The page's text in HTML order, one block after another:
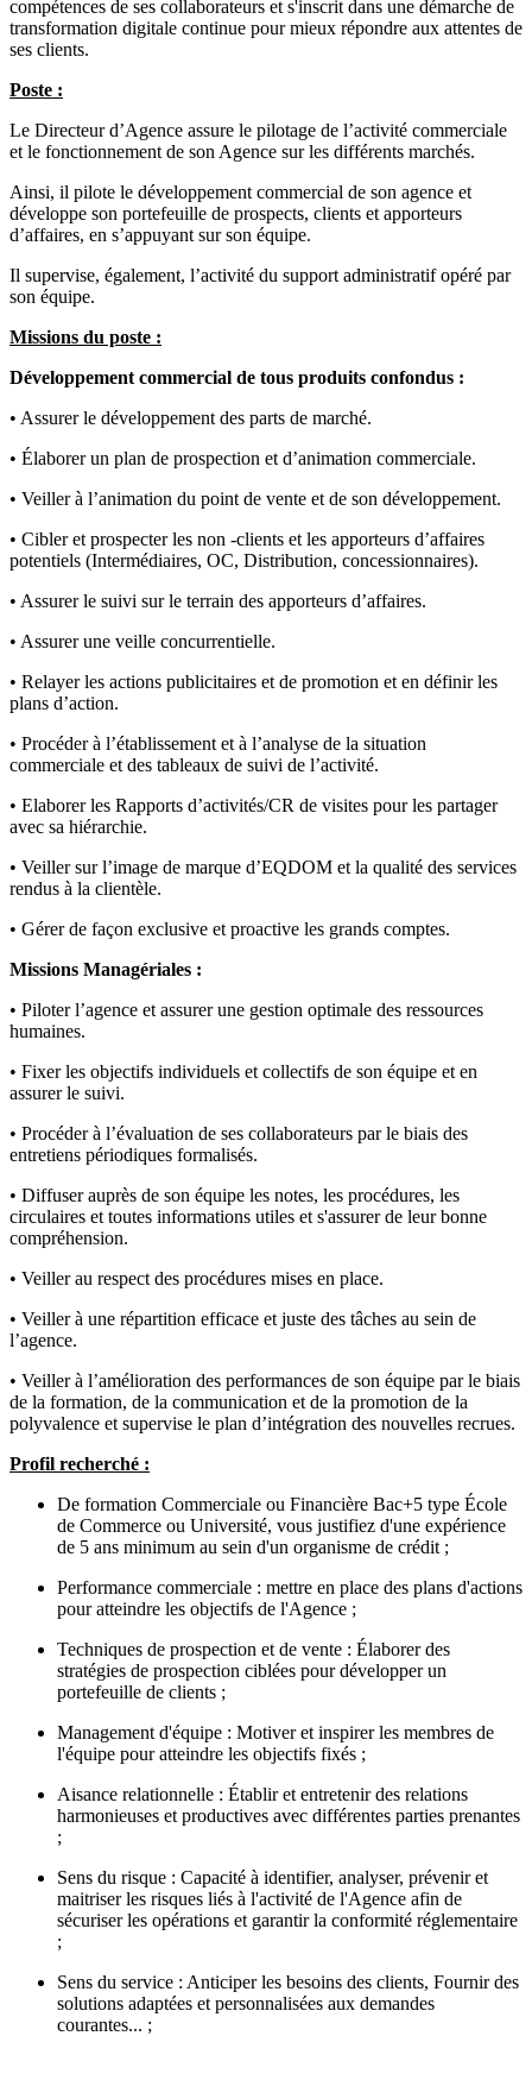
compétences de ses collaborateurs et s'inscrit dans une démarche de
transformation digitale continue pour mieux répondre aux attentes de
ses clients.
Poste :
Le Directeur d’Agence assure le pilotage de l’activité commerciale
et le fonctionnement de son Agence sur les différents marchés.
Ainsi, il pilote le développement commercial de son agence et
développe son portefeuille de prospects, clients et apporteurs
d’affaires, en s’appuyant sur son équipe.
Il supervise, également, l’activité du support administratif opéré par
son équipe.
Missions du poste :
Développement commercial de tous produits confondus :
• Assurer le développement des parts de marché.
• Élaborer un plan de prospection et d’animation commerciale.
• Veiller à l’animation du point de vente et de son développement.
• Cibler et prospecter les non -clients et les apporteurs d’affaires
potentiels (Intermédiaires, OC, Distribution, concessionnaires).
• Assurer le suivi sur le terrain des apporteurs d’affaires.
• Assurer une veille concurrentielle.
• Relayer les actions publicitaires et de promotion et en définir les
plans d’action.
• Procéder à l’établissement et à l’analyse de la situation
commerciale et des tableaux de suivi de l’activité.
• Elaborer les Rapports d’activités/CR de visites pour les partager
avec sa hiérarchie.
• Veiller sur l’image de marque d’EQDOM et la qualité des services
rendus à la clientèle.
• Gérer de façon exclusive et proactive les grands comptes.
Missions Managériales :
• Piloter l’agence et assurer une gestion optimale des ressources
humaines.
• Fixer les objectifs individuels et collectifs de son équipe et en
assurer le suivi.
• Procéder à l’évaluation de ses collaborateurs par le biais des
entretiens périodiques formalisés.
• Diffuser auprès de son équipe les notes, les procédures, les
circulaires et toutes informations utiles et s'assurer de leur bonne
compréhension.
• Veiller au respect des procédures mises en place.
• Veiller à une répartition efficace et juste des tâches au sein de
l’agence.
• Veiller à l’amélioration des performances de son équipe par le biais
de la formation, de la communication et de la promotion de la
polyvalence et supervise le plan d’intégration des nouvelles recrues.
Profil recherché :
De formation Commerciale ou Financière Bac+5 type École
de Commerce ou Université, vous justifiez d'une expérience
de 5 ans minimum au sein d'un organisme de crédit ;
Performance commerciale : mettre en place des plans d'actions
pour atteindre les objectifs de l'Agence ;
Techniques de prospection et de vente : Élaborer des
stratégies de prospection ciblées pour développer un
portefeuille de clients ;
Management d'équipe : Motiver et inspirer les membres de
l'équipe pour atteindre les objectifs fixés ;
Aisance relationnelle : Établir et entretenir des relations
harmonieuses et productives avec différentes parties prenantes
;
Sens du risque : Capacité à identifier, analyser, prévenir et
maitriser les risques liés à l'activité de l'Agence afin de
sécuriser les opérations et garantir la conformité réglementaire
;
Sens du service : Anticiper les besoins des clients, Fournir des
solutions adaptées et personnalisées aux demandes
courantes... ;